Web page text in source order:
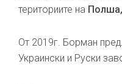
териториите на
От 2019г. Борман
Украински и Руски